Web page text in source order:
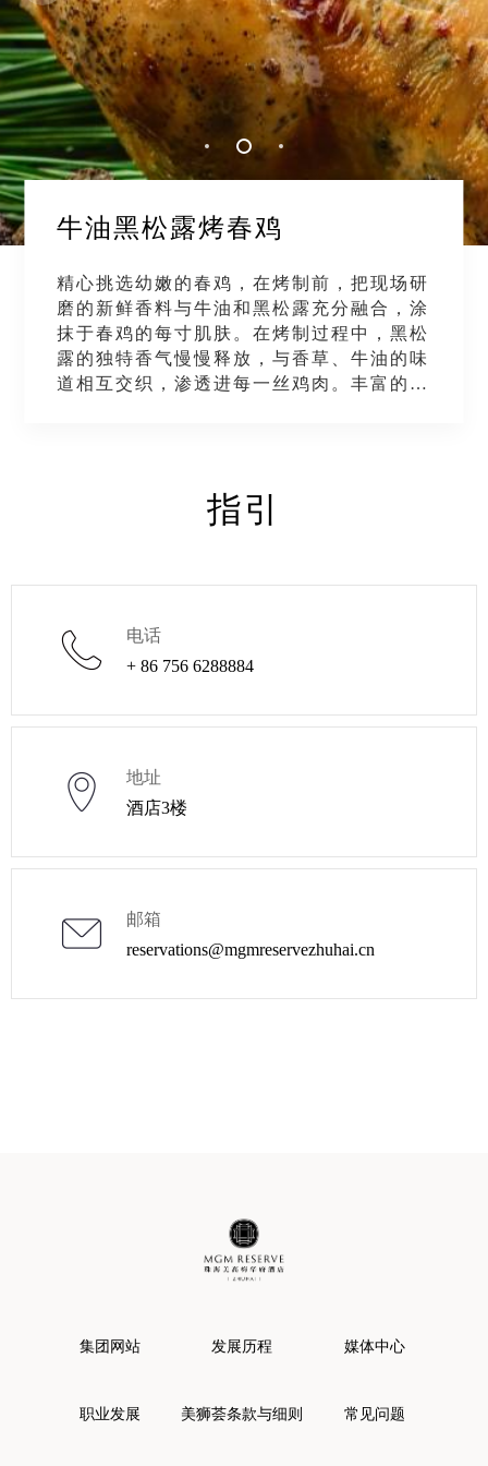
牛油黑松露烤春鸡
精心挑选幼嫩的春鸡，在烤制前，把现场研
磨的新鲜香料与牛油和黑松露充分融合，涂
抹于春鸡的每寸肌肤。在烤制过程中，黑松
露的独特香气慢慢释放，与香草、牛油的味
道相互交织，渗透进每一丝鸡肉。丰富的味
指引
电话
+ 86 756 6288884
地址
酒店3楼
邮箱
reservations@mgmreservezhuhai.cn
集团网站 发展历程 媒体中心
职业发展 美狮荟条款与细则 常见问题